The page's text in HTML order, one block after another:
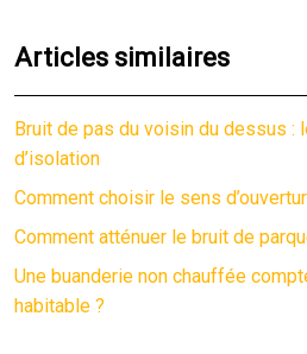
Articles similaires
Bruit de pas du voisin du dessus
d’isolation
Comment choisir le sens
Comment atténuer le bruit de
Une buanderie non chauffée
habitable ?